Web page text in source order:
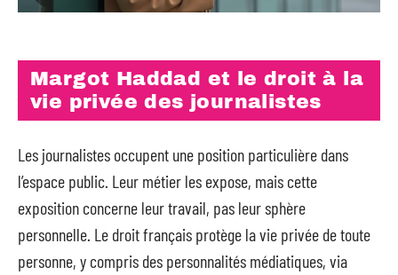
Margot Haddad et le droit à la
vie privée des journalistes
Les journalistes occupent une position particulière dans
l’espace public. Leur métier les expose, mais cette
exposition concerne leur travail, pas leur sphère
personnelle. Le droit français protège la vie privée de toute
personne, y compris des personnalités médiatiques, via